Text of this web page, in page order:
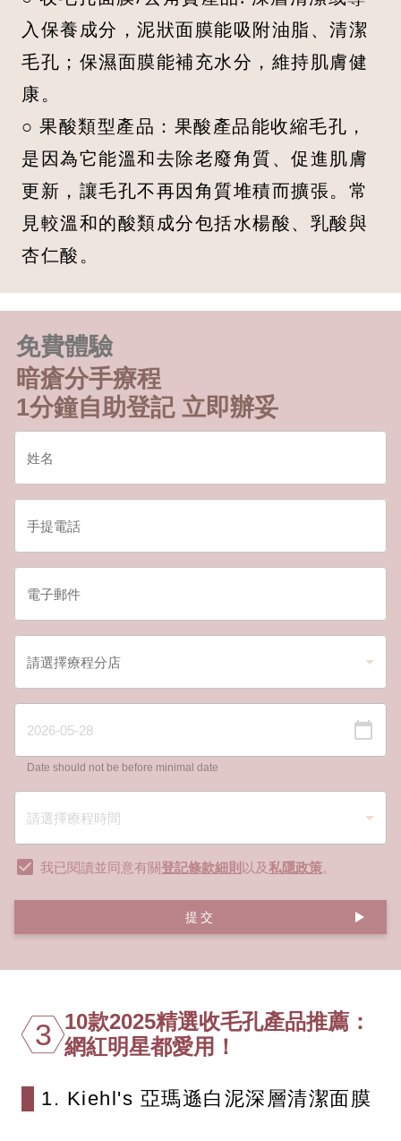
入保養成分，泥狀面膜能吸附油脂、清潔
毛孔；保濕面膜能補充水分，維持肌膚健
康。
○ 果酸類型產品：果酸產品能收縮毛孔，
是因為它能溫和去除老廢角質、促進肌膚
更新，讓毛孔不再因角質堆積而擴張。常
見較溫和的酸類成分包括水楊酸、乳酸與
杏仁酸。
免費體驗
暗瘡分手療程
1分鐘自助登記 立即辦妥
Date should not be before minimal date
我已閱讀並同意有關登記條款細則 以及私隱政策。
提交
3 10款2025精選收毛孔產品推薦：
網紅明星都愛用！
1. Kiehl's 亞瑪遜白泥深層清潔面膜